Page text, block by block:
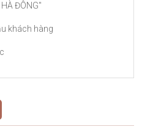
ĐÔNG"
khách hàng